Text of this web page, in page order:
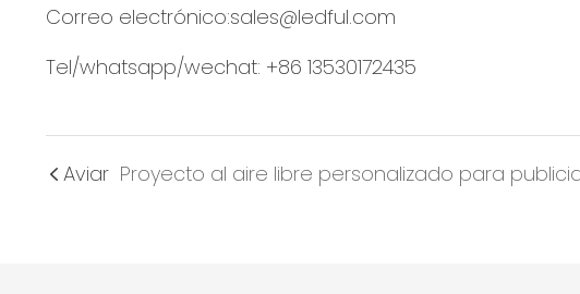
Correo electrónico:sales@ledful.com
Tel/whatsapp/wechat: +86 13530172435
Aviar